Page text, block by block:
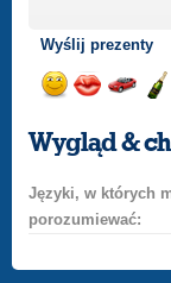
Wyślij prezenty
uśmiech
buziaka
Wygląd &
Języki, w których
porozumiewać: